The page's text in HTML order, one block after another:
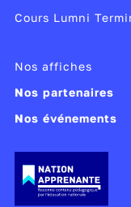
Cours Lumni
Nos affiches
Nos partenaires
Nos événements